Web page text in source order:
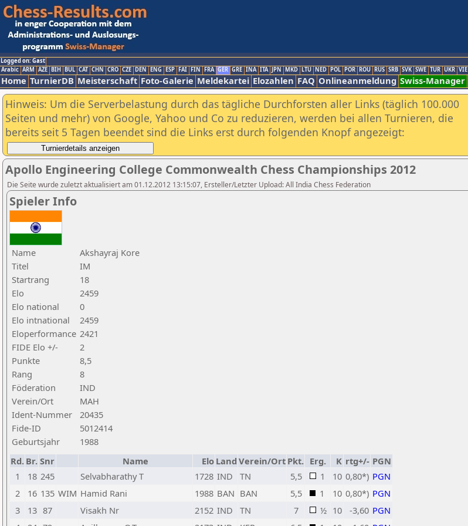
Logged on: Gast
Arabic ARM AZE BIH BUL CAT CHN CRO CZE DEN ENG ESP FAI FIN FRA GER GRE INA ITA JPN MKD LTU NED POL POR ROU RUS SRB SVK SWE TUR UKR VIE
Home TurnierDB Meisterschaft Foto-Galerie Meldekartei Elozahlen FAQ Onlineanmeldung Swiss-Manager
Hinweis: Um die Serverbelastung durch das tägliche Durchforsten aller Links (täglich 100.000
Seiten und mehr) von Google, Yahoo und Co zu reduzieren, werden bei allen Turnieren, die
bereits seit 5 Tagen beendet sind die Links erst durch folgenden Knopf angezeigt:
Apollo Engineering College Commonwealth Chess Championships 2012
Die Seite wurde zuletzt aktualisiert am 01.12.2012 13:15:07, Ersteller/Letzter Upload: All India Chess Federation
Spieler Info
Name
Akshayraj Kore
Titel
IM
Startrang
18
Elo
2459
Elo national
0
Elo intnational
2459
Eloperformance 2421
FIDE Elo +/-
2
Punkte
8,5
Rang
8
Föderation
IND
Verein/Ort
MAH
Ident-Nummer
20435
Fide-ID
5012414
Geburtsjahr
1988
Rd. Br. Snr Name Elo Land Verein/Ort Pkt. Erg. K rtg+/- PGN
1
18 245 Selvabharathy T 1728 IND TN 5,5 1 10 0,80*) PGN
2
16 135 WIM Hamid Rani 1988 BAN BAN 5,5 1 10 0,80*) PGN
3
13 87 Visakh Nr 2152 IND TN 7 ½ 10 -3,60 PGN